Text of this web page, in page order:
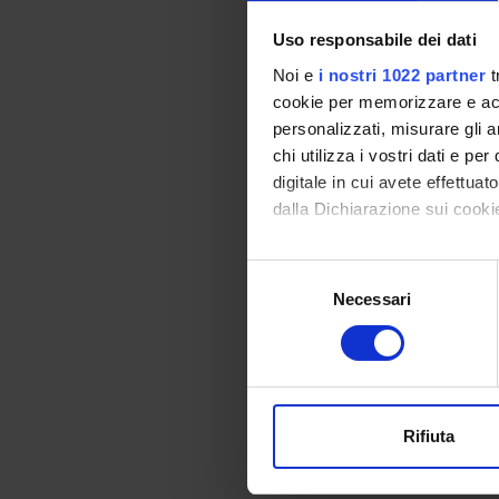
Uso responsabile dei dati
Noi e i nostri 1022 partner
cookie per memorizzare e
personalizzati, misurare gli
chi utilizza i vostri dati e per
digitale in cui avete
dalla Dichiarazione sui
Con il tuo consenso,
raccogliere
digitali).
modificare o ritirare il tuo
Necessari
Rifiuta